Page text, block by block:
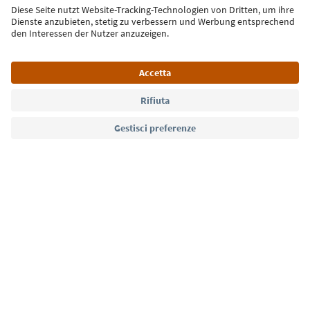
Iscriviti alla newsletter